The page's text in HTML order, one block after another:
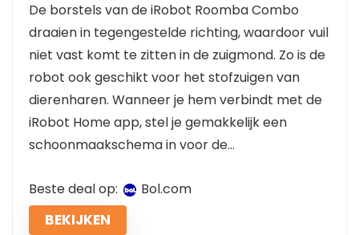
De borstels van de iRobot Roomba Combo
draaien in tegengestelde richting, waardoor vuil
niet vast komt te zitten in de zuigmond. Zo is de
robot ook geschikt voor het stofzuigen van
dierenharen. Wanneer je hem verbindt met de
iRobot Home app, stel je gemakkelijk een
schoonmaakschema in voor de…
Beste deal op: bol.com
BEKIJKEN